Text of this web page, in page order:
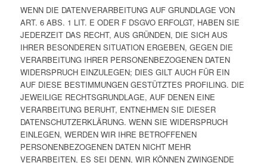
WENN DIE DATENVERARBEITUNG AUF GRUNDLAGE VON
ART. 6 ABS. 1 LIT. E ODER F DSGVO ERFOLGT, HABEN SIE
JEDERZEIT DAS RECHT, AUS GRÜNDEN, DIE SICH AUS
IHRER BESONDEREN SITUATION ERGEBEN, GEGEN DIE
VERARBEITUNG IHRER PERSONENBEZOGENEN DATEN
WIDERSPRUCH EINZULEGEN; DIES GILT AUCH FÜR EIN
AUF DIESE BESTIMMUNGEN GESTÜTZTES PROFILING. DIE
JEWEILIGE RECHTSGRUNDLAGE, AUF DENEN EINE
VERARBEITUNG BERUHT, ENTNEHMEN SIE DIESER
DATENSCHUTZERKLÄRUNG. WENN SIE WIDERSPRUCH
EINLEGEN, WERDEN WIR IHRE BETROFFENEN
PERSONENBEZOGENEN DATEN NICHT MEHR
VERARBEITEN, ES SEI DENN, WIR KÖNNEN ZWINGENDE